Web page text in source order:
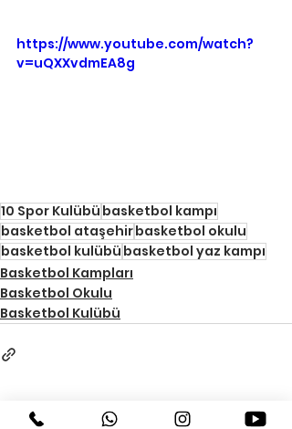
https://www.youtube.com/watch?
v=uQXXvdmEA8g
10 Spor Kulübü basketbol kampı
basketbol ataşehirbasketbol okulu
basketbol kulübü basketbol yaz kampı
Basketbol Kampları
Basketbol Okulu
Basketbol Kulübü
Son Yazılar Hepsini Gör